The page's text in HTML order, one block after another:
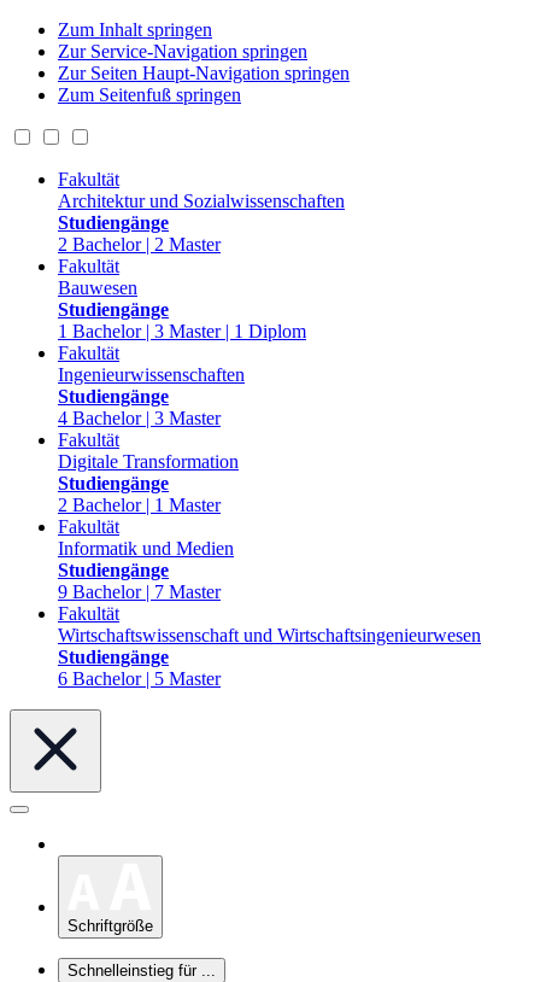
Zum Inhalt springen
Zur Service-Navigation springen
Zur Seiten Haupt-Navigation springen
Zum Seitenfuß springen
Fakultät
Architektur und Sozialwissenschaften
Studiengänge
2 Bachelor | 2 Master
Fakultät
Bauwesen
Studiengänge
1 Bachelor | 3 Master | 1 Diplom
Fakultät
Ingenieurwissenschaften
Studiengänge
4 Bachelor | 3 Master
Fakultät
Digitale Transformation
Studiengänge
2 Bachelor | 1 Master
Fakultät
Informatik und Medien
Studiengänge
9 Bachelor | 7 Master
Fakultät
Wirtschaftswissenschaft und Wirtschaftsingenieurwesen
Studiengänge
6 Bachelor | 5 Master
Schriftgröße
Schnelleinstieg für ...